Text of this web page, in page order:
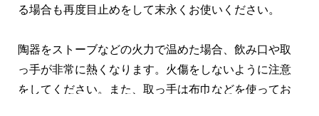
る場合も再度目止めをして末永くお使いください。
陶器をストーブなどの火力で温めた場合、飲み口や取
っ手が非常に熱くなります。火傷をしないように注意
をしてください。また、取っ手は布巾などを使ってお